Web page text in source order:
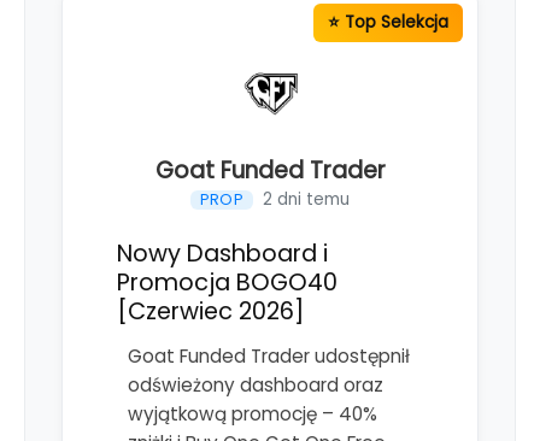
Goat Funded Trader
PROP 2 dni temu
Nowy Dashboard i
Promocja BOGO40
[Czerwiec 2026]
Goat Funded Trader udostępnił
odświeżony dashboard oraz
wyjątkową promocję – 40%